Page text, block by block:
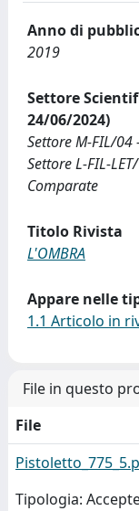
Anno di
2019
Settore
24/06/2024)
Settore M-FIL/04
Settore L-FIL-
Comparate
Titolo Rivista
L'OMBRA
Appare nelle
1.1 Articolo in
File in questo
File
Tipologia: